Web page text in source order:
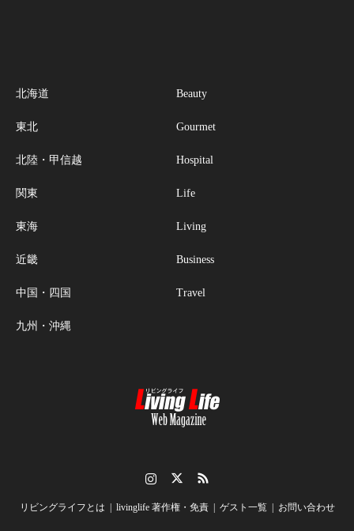
北海道
東北
北陸・甲信越
関東
東海
近畿
中国・四国
九州・沖縄
Beauty
Gourmet
Hospital
Life
Living
Business
Travel
リビングライフとは livinglife 著作権・免責 ゲスト一覧 お問い合わせ